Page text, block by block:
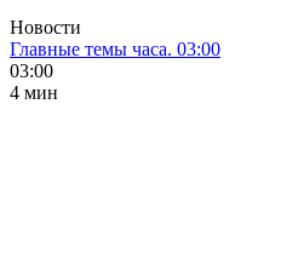
Новости
Главные темы часа. 03:00
03:00
4 мин